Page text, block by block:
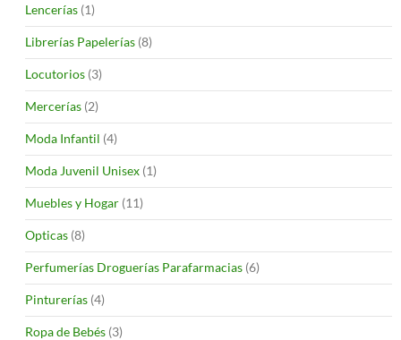
Lencerías (1)
Librerías Papelerías (8)
Locutorios (3)
Mercerías (2)
Moda Infantil (4)
Moda Juvenil Unisex (1)
Muebles y Hogar (11)
Opticas (8)
Perfumerías Droguerías Parafarmacias (6)
Pinturerías (4)
Ropa de Bebés (3)